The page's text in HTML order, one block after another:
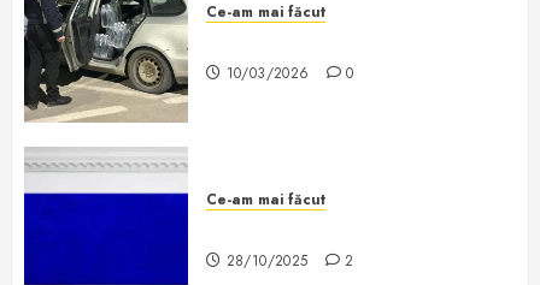
Ce-am mai făcut
10/03/2026 0
Ce-am mai făcut
28/10/2025 2